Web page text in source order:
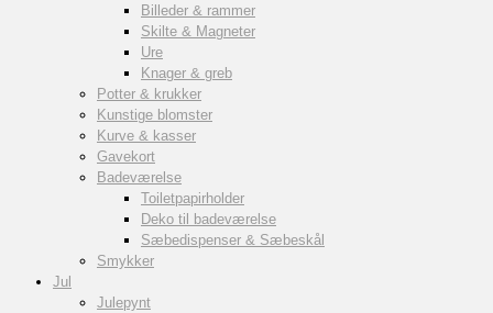
Billeder & rammer
Skilte & Magneter
Ure
Knager & greb
Potter & krukker
Kunstige blomster
Kurve & kasser
Gavekort
Badeværelse
Toiletpapirholder
Deko til badeværelse
Sæbedispenser & Sæbeskål
Smykker
Jul
Julepynt